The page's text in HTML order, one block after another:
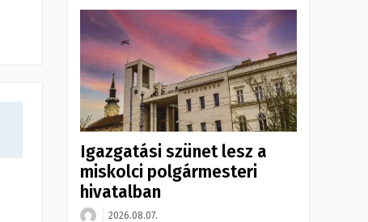
Igazgatási szünet lesz a
miskolci polgármesteri
hivatalban
2026.08.07.